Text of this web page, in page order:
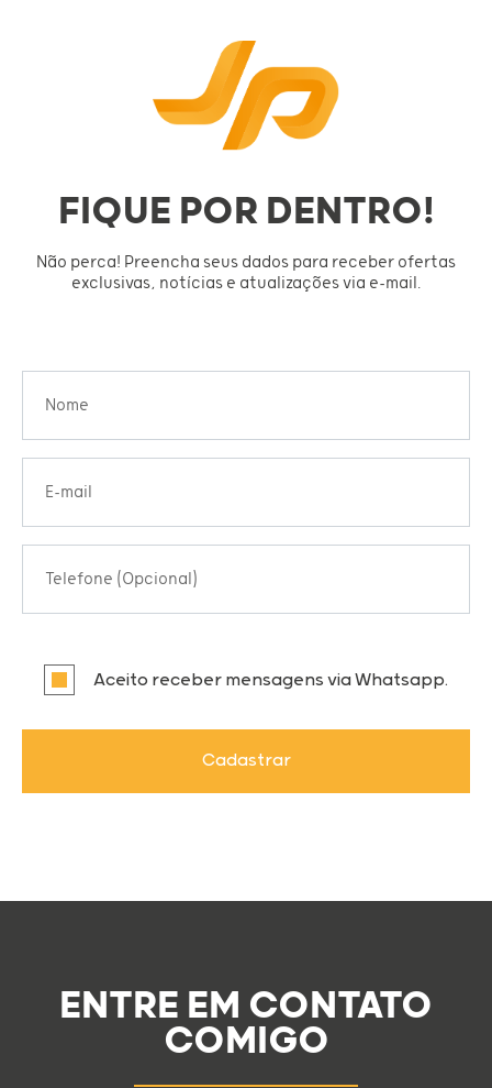
FIQUE POR DENTRO!
Não perca! Preencha seus dados para receber ofertas
exclusivas, notícias e atualizações via e-mail.
Aceito receber mensagens via Whatsapp.
Cadastrar
ENTRE EM CONTATO
COMIGO